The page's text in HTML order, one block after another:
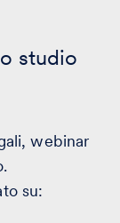
studio
webinar
su: